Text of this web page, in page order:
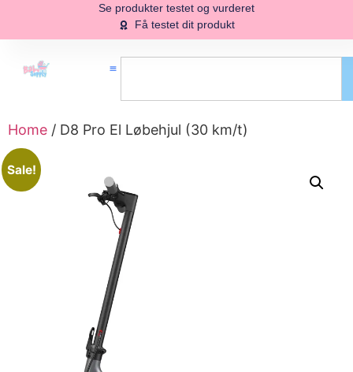
Se produkter testet og vurderet
Få testet dit produkt
Home / D8 Pro El Løbehjul (30 km/t)
Sale!